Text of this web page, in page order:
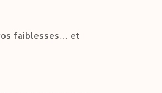
faiblesses… et